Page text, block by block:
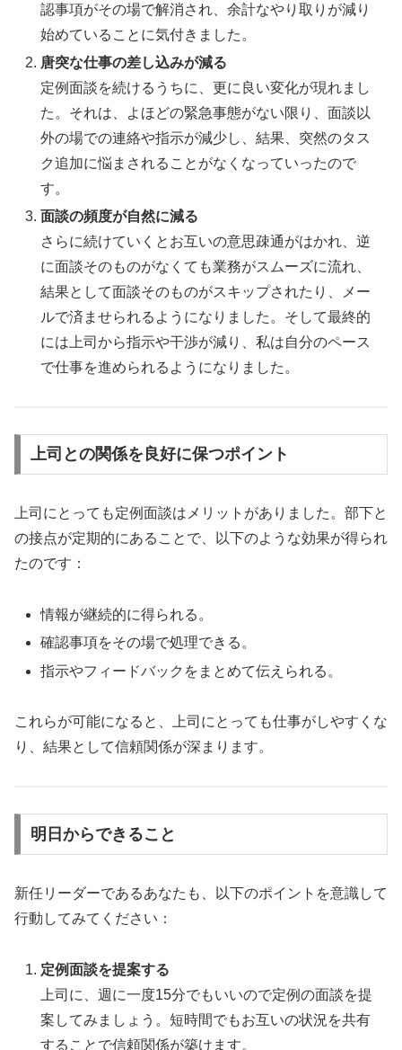
認事項がその場で解消され、余計なやり取りが減り
始めていることに気付きました。
唐突な仕事の差し込みが減る
定例面談を続けるうちに、更に良い変化が現れまし
た。それは、よほどの緊急事態がない限り、面談以
外の場での連絡や指示が減少し、結果、突然のタス
ク追加に悩まされることがなくなっていったので
す。
面談の頻度が自然に減る
さらに続けていくとお互いの意思疎通がはかれ、逆
に面談そのものがなくても業務がスムーズに流れ、
結果として面談そのものがスキップされたり、メー
ルで済ませられるようになりました。そして最終的
には上司から指示や干渉が減り、私は自分のペース
で仕事を進められるようになりました。
上司との関係を良好に保つポイント
上司にとっても定例面談はメリットがありました。部下と
の接点が定期的にあることで、以下のような効果が得られ
たのです：
情報が継続的に得られる。
確認事項をその場で処理できる。
指示やフィードバックをまとめて伝えられる。
これらが可能になると、上司にとっても仕事がしやすくな
り、結果として信頼関係が深まります。
明日からできること
新任リーダーであるあなたも、以下のポイントを意識して
行動してみてください：
定例面談を提案する
上司に、週に一度15分でもいいので定例の面談を提
案してみましょう。短時間でもお互いの状況を共有
することで信頼関係が築けます。